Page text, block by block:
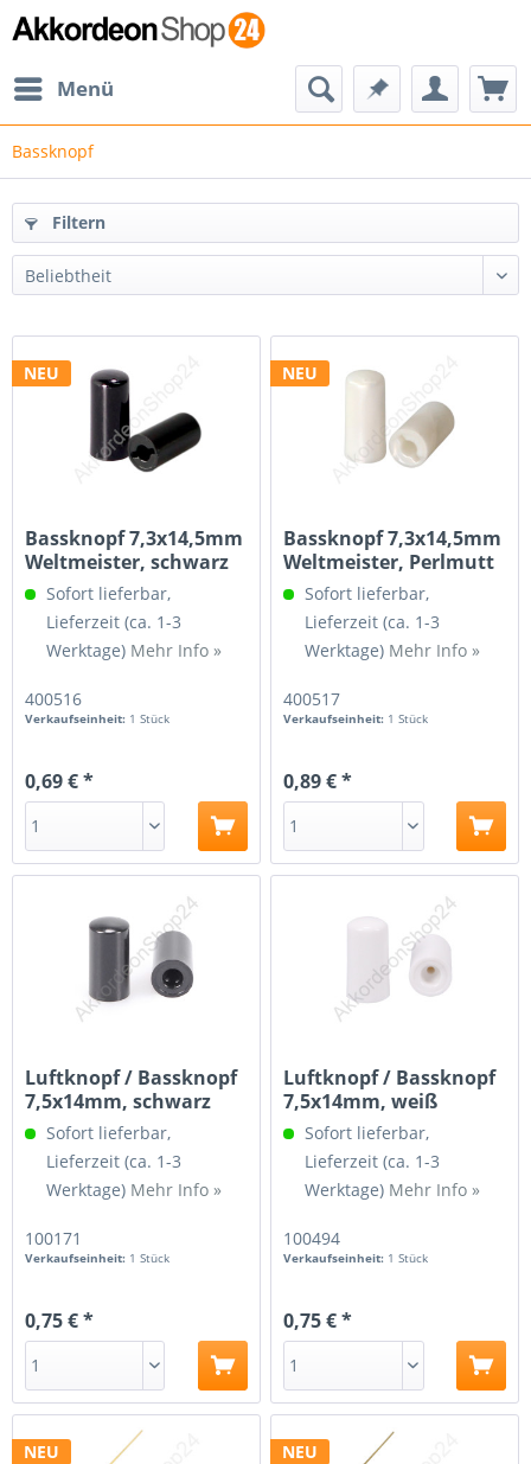
Menü
Bassknopf
Filtern
NEU
Bassknopf 7,3x14,5mm
Weltmeister, schwarz
Sofort lieferbar,
Lieferzeit (ca. 1-3
Werktage) Mehr Info »
400516
Verkaufseinheit: 1 Stück
0,69 € *
NEU
Bassknopf 7,3x14,5mm
Weltmeister, Perlmutt
weißSofort lieferbar,
Lieferzeit (ca. 1-3
Werktage) Mehr Info »
400517
Verkaufseinheit: 1 Stück
0,89 € *
Luftknopf / Bassknopf
7,5x14mm, schwarz
Sofort lieferbar,
Lieferzeit (ca. 1-3
Werktage) Mehr Info »
100171
Verkaufseinheit: 1 Stück
0,75 € *
Luftknopf / Bassknopf
7,5x14mm, weiß
Sofort lieferbar,
Lieferzeit (ca. 1-3
Werktage) Mehr Info »
100494
Verkaufseinheit: 1 Stück
0,75 € *
NEU NEU